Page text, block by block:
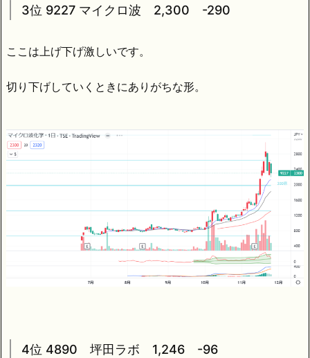
3位 9227 マイクロ波 2,300 -290
ここは上げ下げ激しいです。
切り下げしていくときにありがちな形。
4位 4890 坪田ラボ 1,246 -96